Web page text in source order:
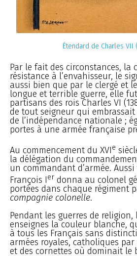
Étendard de Charles
Par le fait des circonstances, la
résistance à l’envahisseur, le
aussi bien que par le clergé et
longue et terrible guerre, elle
partisans des rois Charles VI
de tout seigneur qui
de l’indépendance nationale ;
portes à une armée française
Au commencement du XVIe
la délégation du
un commandant d’armée.
François Ier donna au colonel
portées dans chaque régiment
compagnie colonelle.
Pendant les guerres de
enseignes la couleur blanche,
à tous les Français sans
armées royales, catholiques
et des cornettes où dominait le